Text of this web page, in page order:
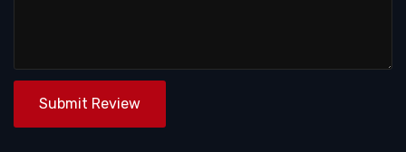
Submit Review